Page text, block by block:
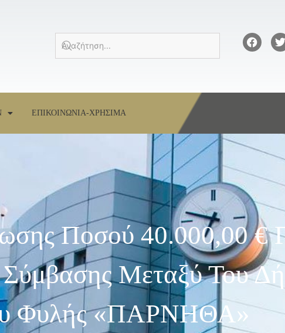
ΕΠΙΚΟΙΝΩΝΙΑ-ΧΡΗΣΙΜΑ
Ποσού 40.000,00 €
Μεταξύ Του
Φυλής «ΠΑΡΝΗΘΑ»